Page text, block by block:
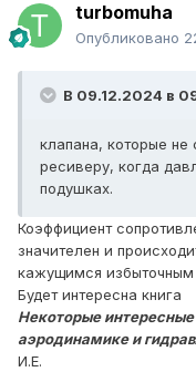
turbomuha
Опубликовано
В 09.12.2024 в
клапана, которые не
ресиверу, когда
подушках.
Коэффициент
значителен и
кажущимся
Будет интересна книга
Некоторые
аэродинамике и
И.Е.